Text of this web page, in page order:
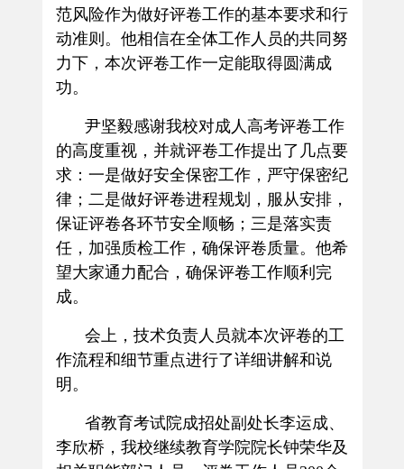
范风险作为做好评卷工作的基本要求和行
动准则。他相信在全体工作人员的共同努
力下，本次评卷工作一定能取得圆满成
功。
尹坚毅感谢我校对成人高考评卷工作
的高度重视，并就评卷工作提出了几点要
求：一是做好安全保密工作，严守保密纪
律；二是做好评卷进程规划，服从安排，
保证评卷各环节安全顺畅；三是落实责
任，加强质检工作，确保评卷质量。他希
望大家通力配合，确保评卷工作顺利完
成。
会上，技术负责人员就本次评卷的工
作流程和细节重点进行了详细讲解和说
明。
省教育考试院成招处副处长李运成、
李欣桥，我校继续教育学院院长钟荣华及